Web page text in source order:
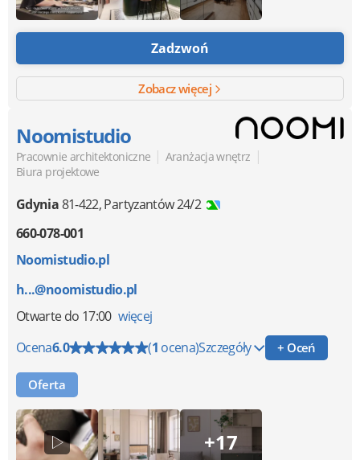
Zadzwoń
Zobacz więcej
Noomistudio
Pracownie architektoniczne | Aranżacja wnętrz |
Biura projektowe
Gdynia81-422,Partyzantów 24/2
660-078-001
Noomistudio.pl
h...@noomistudio.pl
Otwartedo 17:00 więcej
Ocena6.0 (1 ocena)Szczegóły + Oceń
Oferta
+17